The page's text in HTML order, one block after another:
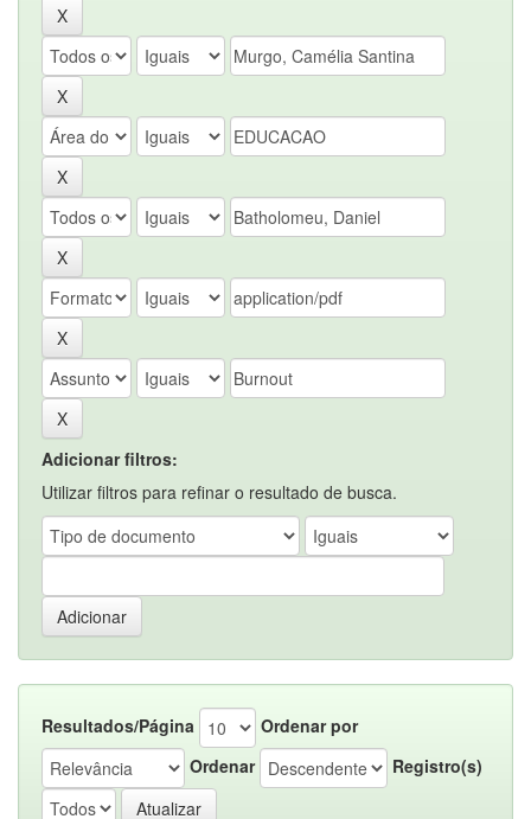
Adicionar filtros:
Utilizar filtros para refinar o resultado de busca.
Resultados/Página
Ordenar por
Ordenar
Registro(s)